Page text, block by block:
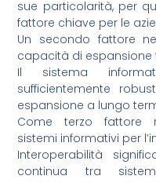
sue particolarità, per
fattore chiave per le
Un secondo fattore
capacità di espansione
Il sistema
sufficientemente
espansione a lungo
Come terzo fattore
sistemi informativi per
Interoperabilità
continua tra